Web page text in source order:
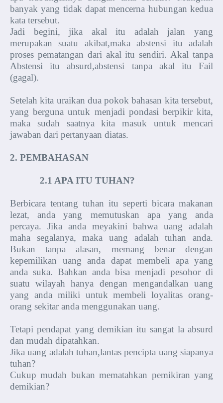
banyak yang tidak dapat mencerna hubungan kedua
kata tersebut.
Jadi begini, jika akal itu adalah jalan yang
merupakan suatu akibat,maka abstensi itu adalah
proses pematangan dari akal itu sendiri. Akal tanpa
Abstensi itu absurd,abstensi tanpa akal itu Fail
(gagal).
Setelah kita uraikan dua pokok bahasan kita tersebut,
yang berguna untuk menjadi pondasi berpikir kita,
maka sudah saatnya kita masuk untuk mencari
jawaban dari pertanyaan diatas.
2. PEMBAHASAN
2.1 APA ITU TUHAN?
Berbicara tentang tuhan itu seperti bicara makanan
lezat, anda yang memutuskan apa yang anda
percaya. Jika anda meyakini bahwa uang adalah
maha segalanya, maka uang adalah tuhan anda.
Bukan tanpa alasan, memang benar dengan
kepemilikan uang anda dapat membeli apa yang
anda suka. Bahkan anda bisa menjadi pesohor di
suatu wilayah hanya dengan mengandalkan uang
yang anda miliki untuk membeli loyalitas orang-
orang sekitar anda menggunakan uang.
Tetapi pendapat yang demikian itu sangat la absurd
dan mudah dipatahkan.
Jika uang adalah tuhan,lantas pencipta uang siapanya
tuhan?
Cukup mudah bukan mematahkan pemikiran yang
demikian?